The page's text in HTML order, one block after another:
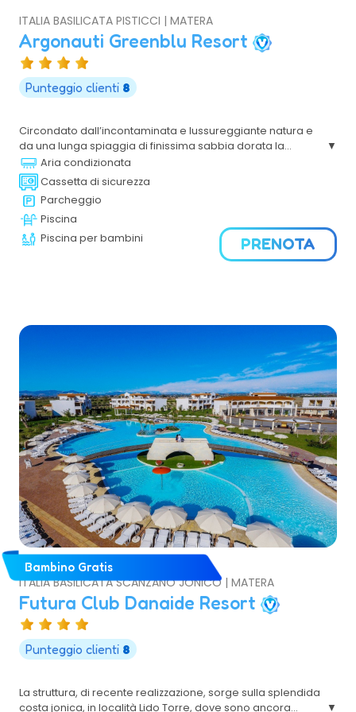
ITALIA BASILICATA PISTICCI | MATERA
Argonauti Greenblu Resort
Punteggio clienti 8
Circondato dall’incontaminata e lussureggiante natura e
da una lunga spiaggia di finissima sabbia dorata la
struttura, con la sua architettura dai caldi colori, linee
morbide e gli arredi in tipico stile lucano, si inserisce con
eleganza nel suggestivo contesto ambientale.
Aria condizionata
Cassetta di sicurezza
Parcheggio
Piscina
Piscina per bambini
PRENOTA
Bambino Gratis
ITALIA BASILICATA SCANZANO JONICO | MATERA
Futura Club Danaide Resort
Punteggio clienti 8
La struttura, di recente realizzazione, sorge sulla splendida
costa jonica, in località Lido Torre, dove sono ancora